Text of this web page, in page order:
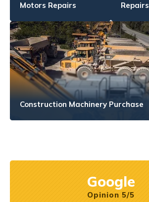
Motors Repairs
Repairs
Construction Machinery Purchase
Google
Opinion 5/5